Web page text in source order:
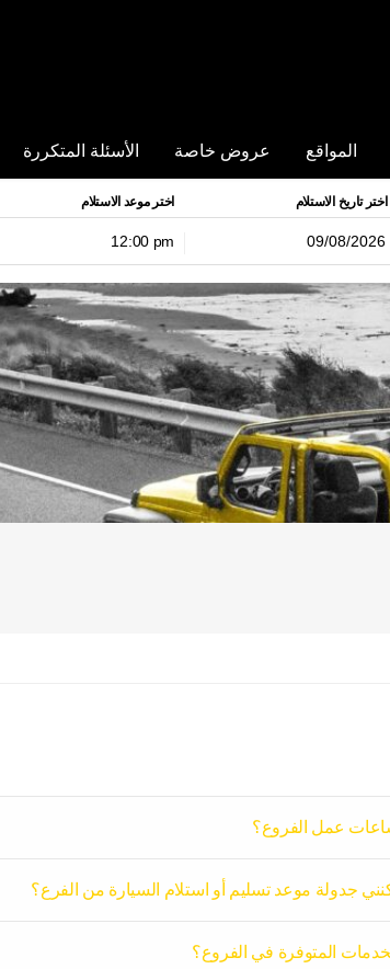
المواقع عروض خاصة الأسئلة المتكررة
اختر تاريخ الاستلام
الاربعاء الخميسالجمعة السبت
29
30
31
1
4
5
6
7
8
12
13
14
15
19
20
21
22
26
27
28
29
1
4
5
اختر موعد الاستلام
12:00 pm
الاحد
26
2
9
16
30
عمل الفروع؟
جدولة موعد تسليم أو استلام السيارة من الفرع؟
المتوفرة في الفروع؟